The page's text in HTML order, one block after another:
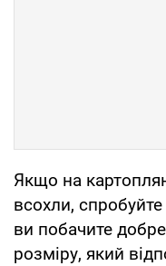
Якщо на
всохли,
ви побачите
розміру, який